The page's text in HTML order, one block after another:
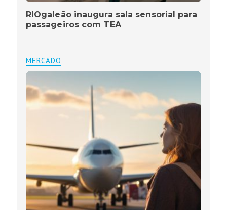
RIOgaleão inaugura sala sensorial para
passageiros com TEA
MERCADO